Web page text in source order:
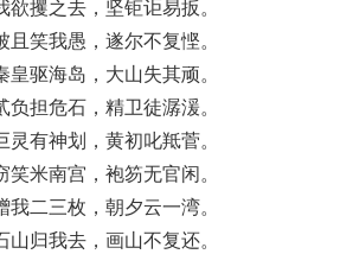
攫之去，坚钜讵易扳。
笑我愚，遂尔不复悭。
驱海岛，大山失其顽。
担危石，精卫徒潺湲。
有神划，黄初叱羝菅。
米南宫，袍笏无官闲。
二三枚，朝夕云一湾。
归我去，画山不复还。